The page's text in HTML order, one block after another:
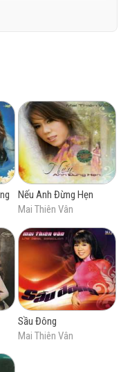
nhau
trời mây
nào thấy?
đầy
mây
khôn nguôi
gió trôi
nảo nẻo về
trời mưa
thơ
trong đêm
Nếu Anh Đừng Hẹn
Mai Thiên Vân
Sầu Đông
Mai Thiên Vân